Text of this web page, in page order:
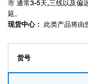
货号